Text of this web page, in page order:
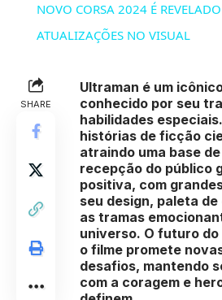
NOVO CORSA 2024 É
ATUALIZAÇÕES NO VISUAL
SHARE
Ultraman é um
conhecido por seu
habilidades
histórias de ficção
atraindo uma base
recepção do público
positiva, com
seu design, paleta
as tramas
universo. O futuro
o filme promete
desafios, mantendo
com a coragem e